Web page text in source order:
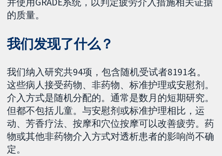
的质量。
我们发现了什么？
我们纳入研究共94项，包含随机受试者8191名。
这些病人接受药物、非药物、标准护理或安慰剂。
介入方式是随机分配的。通常是数月的短期研究。
但都不包括儿童。与安慰剂或标准护理相比，运
动、芳香疗法、按摩和穴位按摩可以改善疲劳。药
物或其他非药物介入方式对透析患者的影响尚不确
定。